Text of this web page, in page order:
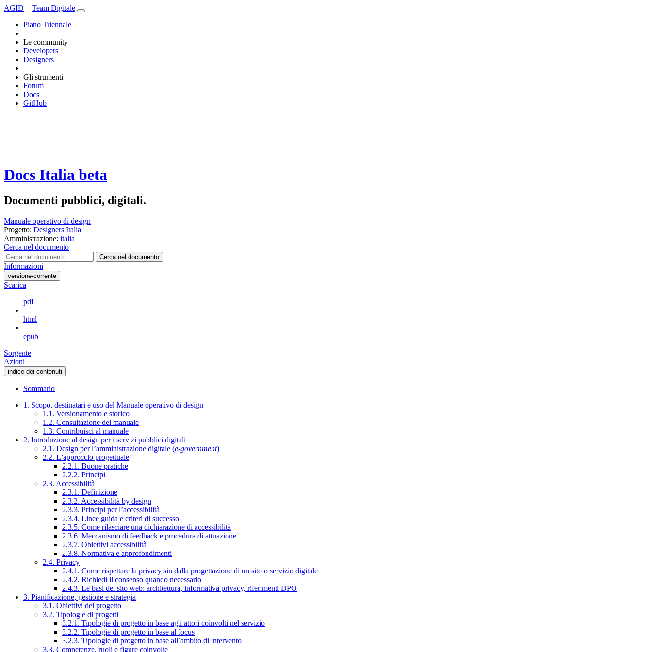
AGID + Team Digitale
Piano Triennale
Le community
Developers
Designers
Gli strumenti
Forum
Docs
GitHub
Docs Italia beta
Documenti pubblici, digitali.
Manuale operativo di design
Progetto: Designers Italia
Amministrazione: italia
Cerca nel documento
Cerca nel documento
Informazioni
versione-corrente
Scarica
pdf
html
epub
Sorgente
Azioni
indice dei contenuti
Sommario
1. Scopo, destinatari e uso del Manuale operativo di design
1.1. Versionamento e storico
1.2. Consultazione del manuale
1.3. Contribuisci al manuale
2. Introduzione al design per i servizi pubblici digitali
2.1. Design per l’amministrazione digitale (e-government)
2.2. L’approccio progettuale
2.2.1. Buone pratiche
2.2.2. Principi
2.3. Accessibilità
2.3.1. Definizione
2.3.2. Accessibilità by design
2.3.3. Principi per l’accessibilità
2.3.4. Linee guida e criteri di successo
2.3.5. Come rilasciare una dichiarazione di accessibilità
2.3.6. Meccanismo di feedback e procedura di attuazione
2.3.7. Obiettivi accessibilità
2.3.8. Normativa e approfondimenti
2.4. Privacy
2.4.1. Come rispettare la privacy sin dalla progettazione di un sito o servizio digitale
2.4.2. Richiedi il consenso quando necessario
2.4.3. Le basi del sito web: architettura, informativa privacy, riferimenti DPO
3. Pianificazione, gestione e strategia
3.1. Obiettivi del progetto
3.2. Tipologie di progetti
3.2.1. Tipologie di progetto in base agli attori coinvolti nel servizio
3.2.2. Tipologie di progetto in base al focus
3.2.3. Tipologie di progetto in base all’ambito di intervento
3.3. Competenze, ruoli e figure coinvolte